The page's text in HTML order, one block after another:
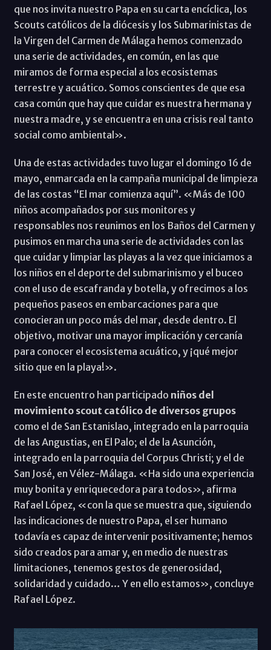
que nos invita nuestro Papa en su carta encíclica, los
Scouts católicos de la diócesis y los Submarinistas de
la Virgen del Carmen de Málaga hemos comenzado
una serie de actividades, en común, en las que
miramos de forma especial a los ecosistemas
terrestre y acuático. Somos conscientes de que esa
casa común que hay que cuidar es nuestra hermana y
nuestra madre, y se encuentra en una crisis real tanto
social como ambiental».
Una de estas actividades tuvo lugar el domingo 16 de
mayo, enmarcada en la campaña municipal de limpieza
de las costas “El mar comienza aquí”. «Más de 100
niños acompañados por sus monitores y
responsables nos reunimos en los Baños del Carmen y
pusimos en marcha una serie de actividades con las
que cuidar y limpiar las playas a la vez que iniciamos a
los niños en el deporte del submarinismo y el buceo
con el uso de escafranda y botella, y ofrecimos a los
pequeños paseos en embarcaciones para que
conocieran un poco más del mar, desde dentro. El
objetivo, motivar una mayor implicación y cercanía
para conocer el ecosistema acuático, y ¡qué mejor
sitio que en la playa!».
En este encuentro han participado niños del
movimiento scout católico de diversos grupos
como el de San Estanislao, integrado en la parroquia
de las Angustias, en El Palo; el de la Asunción,
integrado en la parroquia del Corpus Christi; y el de
San José, en Vélez-Málaga. «Ha sido una experiencia
muy bonita y enriquecedora para todos», afirma
Rafael López, «con la que se muestra que, siguiendo
las indicaciones de nuestro Papa, el ser humano
todavía es capaz de intervenir positivamente; hemos
sido creados para amar y, en medio de nuestras
limitaciones, tenemos gestos de generosidad,
solidaridad y cuidado… Y en ello estamos», concluye
Rafael López.